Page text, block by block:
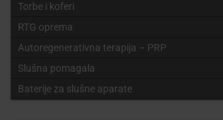
Torbe i koferi
RTG oprema
Autoregenerativna terapija – PRP
Slušna pomagala
Baterije za slušne aparate